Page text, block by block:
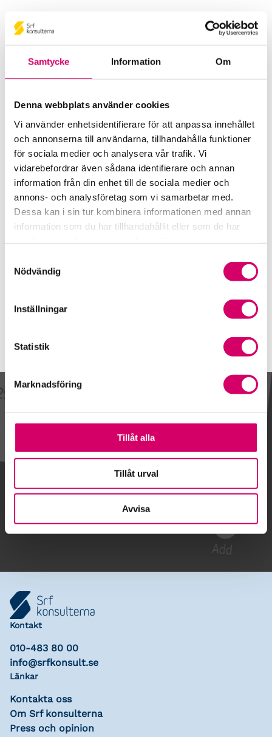
Samtycke Information Om
Denna webbplats använder cookies
Vi använder enhetsidentifierare för att anpassa innehållet
och annonserna till användarna, tillhandahålla funktioner
för sociala medier och analysera vår trafik. Vi
vidarebefordrar även sådana identifierare och annan
information från din enhet till de sociala medier och
annons- och analysföretag som vi samarbetar med.
Dessa kan i sin tur kombinera informationen med annan
information som du har tillhandahållit eller som de har
Nödvändig
Inställningar
Statistik
Marknadsföring
Tillåt alla
Tillåt urval
Avvisa
Kleer Group AB
Stockholm
Telefon
08-40 02 60 40
Mobiltelefon
073-390 00 52
Skicka e-post
Lägg till i kalender
Kontakt
010-483 80 00
info@srfkonsult.se
Länkar
Kontakta oss
Om Srf konsulterna
Press och opinion